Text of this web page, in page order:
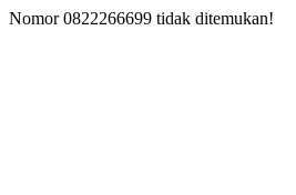
Nomor 0822266699 tidak ditemukan!